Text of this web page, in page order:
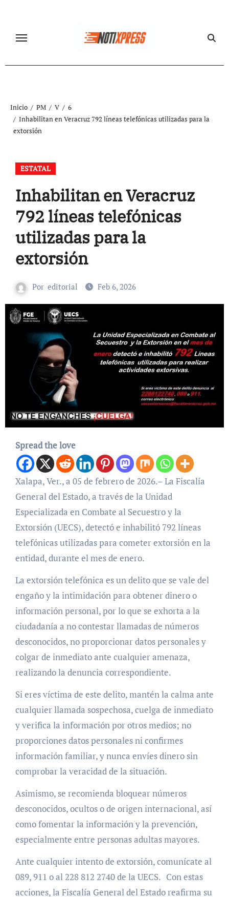
contenido
Inicio PM V
6
Inhabilitan en Veracruz 792 líneas telefónicas utilizadas para la
extorsión
ESTATAL
Inhabilitan en Veracruz
792 líneas telefónicas
utilizadas para la
extorsión
Por editorial Feb 6, 2026
Spread the love
Xalapa, Ver., a 05 de febrero de 2026.– La Fiscalía
General del Estado, a través de la Unidad
Especializada en Combate al Secuestro y la
Extorsión (UECS), detectó e inhabilitó 792 líneas
telefónicas utilizadas para cometer extorsión en la
entidad, durante el mes de enero.
La extorsión telefónica es un delito que se vale del
engaño y la intimidación para obtener dinero o
información personal, por lo que se exhorta a la
ciudadanía a no contestar llamadas de números
desconocidos, no proporcionar datos personales y
colgar de inmediato ante cualquier amenaza,
realizando la denuncia correspondiente.
Si eres víctima de este delito, mantén la calma ante
cualquier llamada sospechosa, cuelga de inmediato
y verifica la información por otros medios; no
proporciones datos personales ni confirmes
información familiar, y nunca envíes dinero sin
comprobar la veracidad de la situación.
Asimismo, se recomienda bloquear números
desconocidos, ocultos o de origen internacional, así
como fomentar la información y la prevención,
especialmente entre personas adultas mayores.
Ante cualquier intento de extorsión, comunícate al
089, 911 o al 228 812 2740 de la UECS. Con estas
acciones, la Fiscalía General del Estado reafirma su